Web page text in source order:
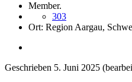
Member.
303
Ort: Region Aargau,
Geschrieben 5. Juni 2025